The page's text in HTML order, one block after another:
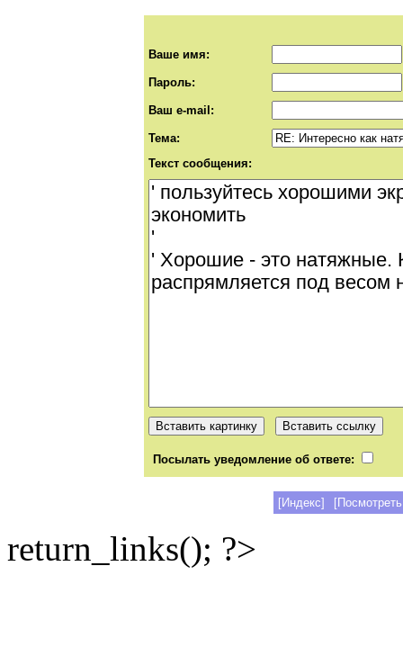
Ваше имя:
Пароль:
Ваш e-mail:
Тема:
Текст сообщения:
Посылать уведомление об ответе:
[Индекс]
return_links(); ?>